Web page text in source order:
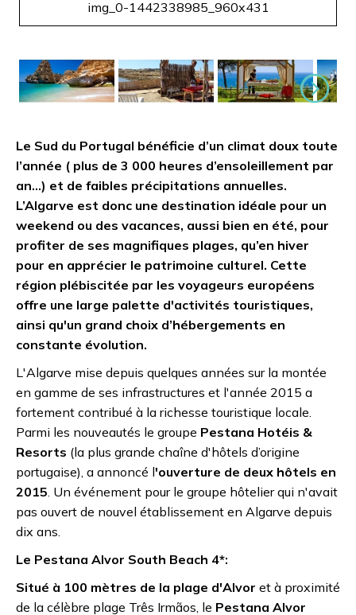
img_0-1442338985_960x431
Le Sud du Portugal bénéficie d’un climat doux toute
l’année ( plus de 3 000 heures d’ensoleillement par
an…) et de faibles précipitations annuelles.
L’Algarve est donc une destination idéale pour un
weekend ou des vacances, aussi bien en été, pour
profiter de ses magnifiques plages, qu’en hiver
pour en apprécier le patrimoine culturel. Cette
région plébiscitée par les voyageurs européens
offre une large palette d'activités touristiques,
ainsi qu'un grand choix d’hébergements en
constante évolution.
L'Algarve mise depuis quelques années sur la montée
en gamme de ses infrastructures et l'année 2015 a
fortement contribué à la richesse touristique locale.
Parmi les nouveautés le groupe Pestana Hotéis &
Resorts (la plus grande chaîne d'hôtels d’origine
portugaise), a annoncé l'ouverture de deux hôtels en
2015 . Un événement pour le groupe hôtelier qui n'avait
pas ouvert de nouvel établissement en Algarve depuis
dix ans.
Le Pestana Alvor South Beach 4*:
Situé à 100 mètres de la plage d'Alvor et à proximité
de la célèbre plage Três Irmãos, le Pestana Alvor